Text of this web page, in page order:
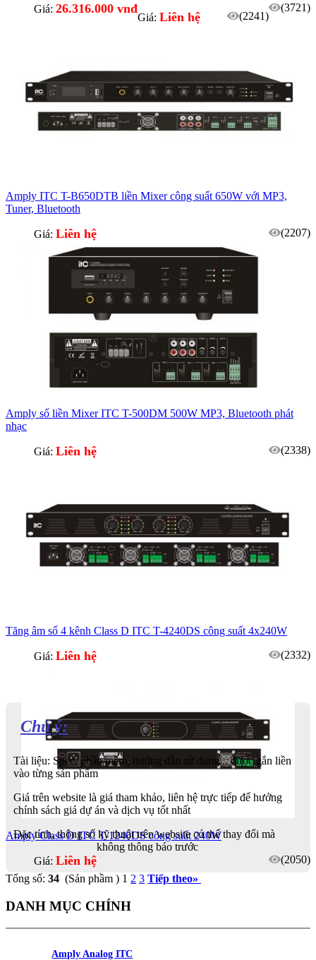
Giá: 26.316.000 vnđ (3721)
Giá: Liên hệ (2241)
Amply ITC T-B650DTB liền Mixer công suất 650W với MP3,
Tuner, Bluetooth
Giá: Liên hệ (2207)
Amply số liền Mixer ITC T-500DM 500W MP3, Bluetooth phát
nhạc
Giá: Liên hệ (2338)
Tăng âm số 4 kênh Class D ITC T-4240DS công suất 4x240W
Giá: Liên hệ (2332)
Amply Class D ITC T-1240DS công suất 240W
Giá: Liên hệ (2050)
Chú ý:
Tài liệu: Spec, phần mềm, hướng dẫn sử dụng... được gắn liền
vào từng sản phẩm
Giá trên website là giá tham khảo, liên hệ trực tiếp để hưởng
chính sách giá dự án và dịch vụ tốt nhất
Đặc tính, thông số kỹ thuật trên website có thể thay đổi mà
không thông báo trước
Tổng số: 34 (Sản phầm ) 1 2 3 Tiếp theo»
DANH MỤC CHÍNH
Amply Analog ITC